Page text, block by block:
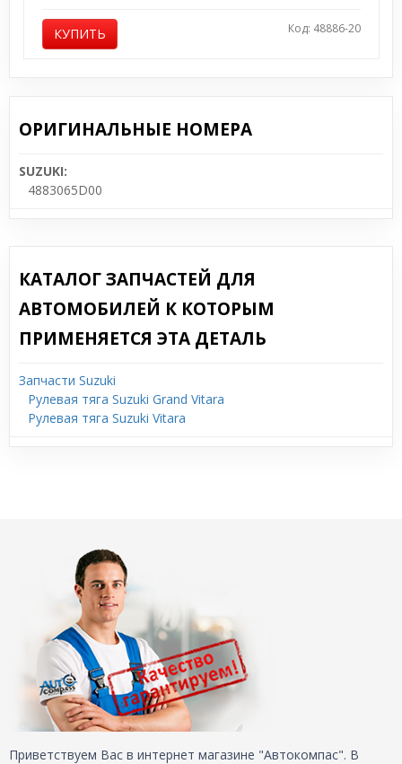
КУПИТЬ Код: 48886-20
ОРИГИНАЛЬНЫЕ НОМЕРА
SUZUKI:
4883065D00
КАТАЛОГ ЗАПЧАСТЕЙ ДЛЯ
АВТОМОБИЛЕЙ К КОТОРЫМ
ПРИМЕНЯЕТСЯ ЭТА ДЕТАЛЬ
Запчасти Suzuki
Рулевая тяга Suzuki Grand Vitara
Рулевая тяга Suzuki Vitara
Приветствуем Вас в интернет магазине "Автокомпас". В